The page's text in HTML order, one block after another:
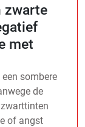
zwarte
met
sombere
de
of angst